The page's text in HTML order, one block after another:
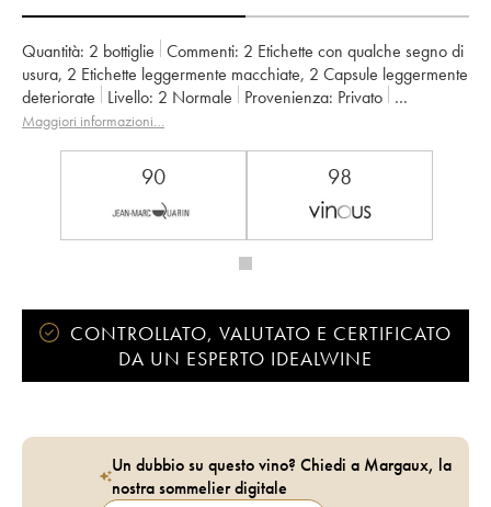
Quantità: 2 bottiglie Commenti: 2 Etichette con qualche segno di
usura, 2 Etichette leggermente macchiate, 2 Capsule leggermente
deteriorate
Livello: 2 Normale Provenienza:
privato
IVA detraibile:
no
Château Pichon Baron
Maggiori informazioni…
90 98
CONTROLLATO, VALUTATO E CERTIFICATO
DA UN ESPERTO IDEALWINE
Un dubbio su questo vino? Chiedi a Margaux, la
nostra sommelier digitale